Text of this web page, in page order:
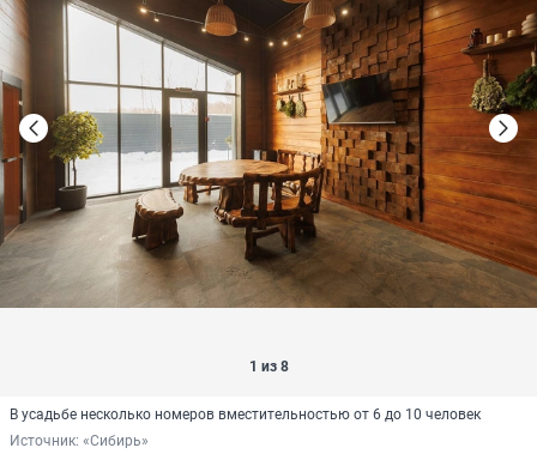
1 из 8
В усадьбе несколько номеров вместительностью от 6 до 10 человек
Источник: «Сибирь»